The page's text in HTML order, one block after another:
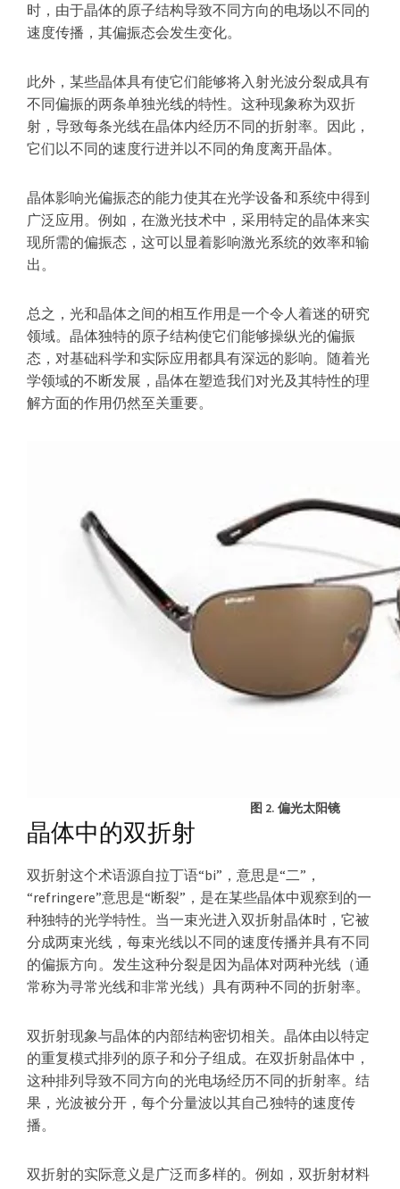
时，由于晶体的原子结构导致不同方向的电场以不同的
速度传播，其偏振态会发生变化。
此外，某些晶体具有使它们能够将入射光波分裂成具有
不同偏振的两条单独光线的特性。这种现象称为双折
射，导致每条光线在晶体内经历不同的折射率。因此，
它们以不同的速度行进并以不同的角度离开晶体。
晶体影响光偏振态的能力使其在光学设备和系统中得到
广泛应用。例如，在激光技术中，采用特定的晶体来实
现所需的偏振态，这可以显着影响激光系统的效率和输
出。
总之，光和晶体之间的相互作用是一个令人着迷的研究
领域。晶体独特的原子结构使它们能够操纵光的偏振
态，对基础科学和实际应用都具有深远的影响。随着光
学领域的不断发展，晶体在塑造我们对光及其特性的理
解方面的作用仍然至关重要。
图 2. 偏光太阳镜
晶体中的双折射
双折射这个术语源自拉丁语“bi”，意思是“二”，
“refringere”意思是“断裂”，是在某些晶体中观察到的一
种独特的光学特性。当一束光进入双折射晶体时，它被
分成两束光线，每束光线以不同的速度传播并具有不同
的偏振方向。发生这种分裂是因为晶体对两种光线（通
常称为寻常光线和非常光线）具有两种不同的折射率。
双折射现象与晶体的内部结构密切相关。晶体由以特定
的重复模式排列的原子和分子组成。在双折射晶体中，
这种排列导致不同方向的光电场经历不同的折射率。结
果，光波被分开，每个分量波以其自己独特的速度传
播。
双折射的实际意义是广泛而多样的。例如，双折射材料